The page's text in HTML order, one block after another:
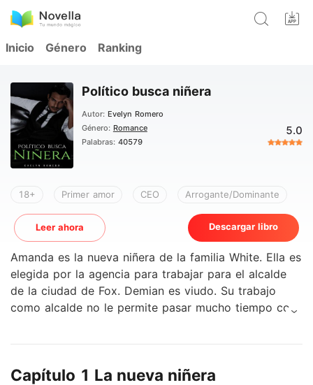
Inicio Género Ranking
Político busca niñera
Autor: Evelyn Romero
Género: Romance
Palabras: 40579
5.0
18+ Primer amor CEO Arrogante/Dominante
Leer ahora Descargar libro
Amanda es la nueva niñera de la familia White. Ella es
elegida por la agencia para trabajar para el alcalde
de la ciudad de Fox. Demian es viudo. Su trabajo
como alcalde no le permite pasar mucho tiempo con
tampoco ocultara lo que siente por ella ¿quieres
Capítulo 1 La nueva niñera